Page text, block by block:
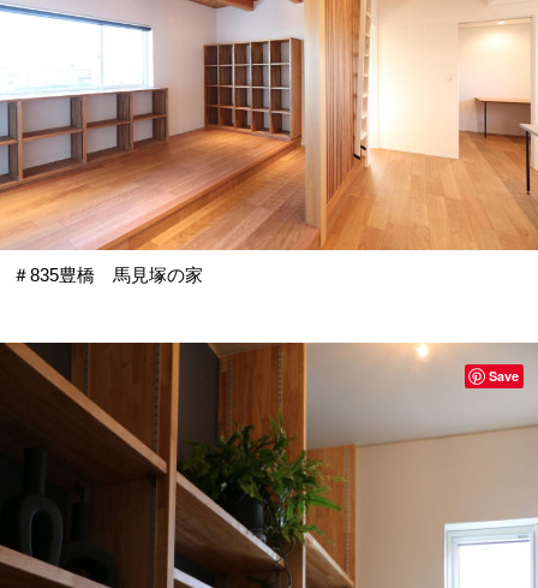
＃835豊橋 馬見塚の家
Save